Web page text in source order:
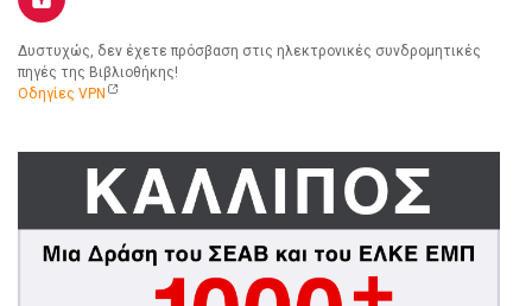
Δυστυχώς, δεν έχετε πρόσβαση στις ηλεκτρονικές συνδρομητικές
πηγές της Βιβλιοθήκης!
Οδηγίες VPN